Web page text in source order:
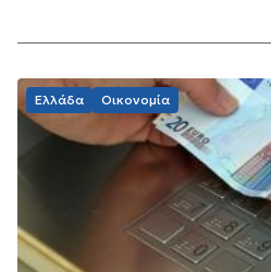
Ελλάδα Οικονομία